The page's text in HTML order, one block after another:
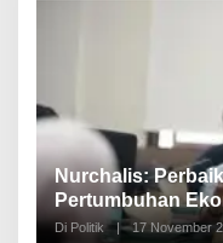
Nurchalis:
Pertumbuhan
Di Politik | 17 November